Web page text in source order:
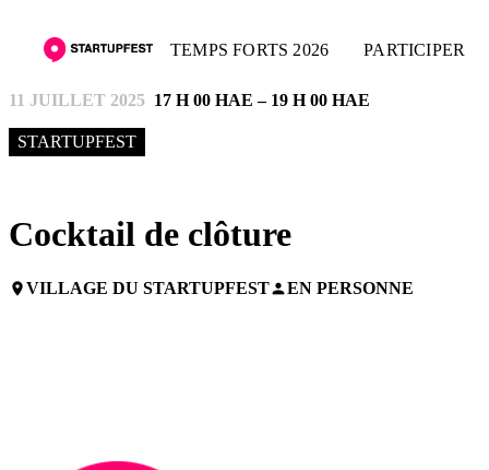
TEMPS FORTS 2026 PARTICIPER
11 JUILLET 2025 17 H 00 HAE – 19 H 00 HAE
STARTUPFEST
Cocktail de clôture
placeVILLAGE DU STARTUPFESTpersonEN PERSONNE